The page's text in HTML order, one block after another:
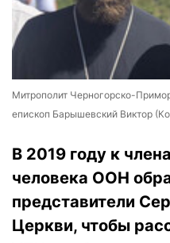
Митрополит Черногорско-
епископ Барышевский Виктор
В 2019 году к
человека ООН
представители
Церкви, чтобы